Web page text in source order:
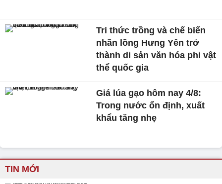
Tri thức trồng và chế biến
nhãn lồng Hưng Yên trở
thành di sản văn hóa phi vật
thể quốc gia
Giá lúa gạo hôm nay 4/8:
Trong nước ổn định, xuất
khẩu tăng nhẹ
TIN MỚI